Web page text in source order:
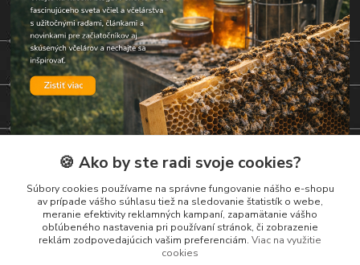
Kontakty
Zákaznická podpora
+421 919 037 687
🍪 Ako by ste radi svoje cookies?
Súbory cookies používame na správne fungovanie nášho e-shopu
av prípade vášho súhlasu tiež na sledovanie štatistík o webe,
meranie efektivity reklamných kampaní, zapamätanie vášho
obľúbeného nastavenia pri používaní stránok, či zobrazenie
reklám zodpovedajúcich vašim preferenciám. Viac na využitie
cookies